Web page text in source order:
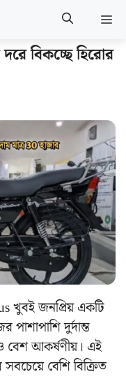
বিকচ্ছে হিরোর
খুবই জনপ্রিয় একটি
দুর্দান্ত
বেশ আকর্ষণীয়। এই
বেশি বিক্রিত